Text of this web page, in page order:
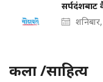
सर्पदंशबाट
कला /साहित्य